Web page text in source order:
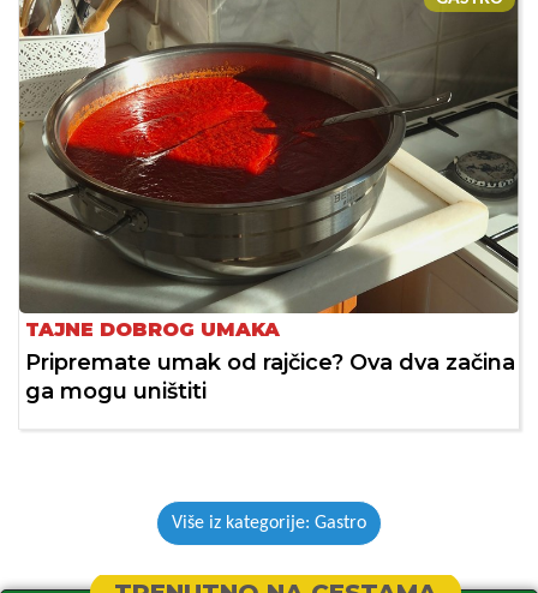
TAJNE DOBROG UMAKA
Pripremate umak od rajčice? Ova dva začina
ga mogu uništiti
Više iz kategorije: Gastro